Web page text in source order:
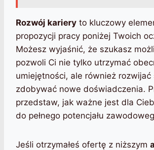
Rozwój kariery to kluczowy
propozycji pracy poniżej Twoich
Możesz wyjaśnić, że szukasz
pozwoli Ci nie tylko utrzymać
umiejętności, ale również rozwijać
zdobywać nowe doświadczenia.
przedstaw, jak ważne jest dla
do pełnego potencjału
Jeśli otrzymałeś ofertę z niższym